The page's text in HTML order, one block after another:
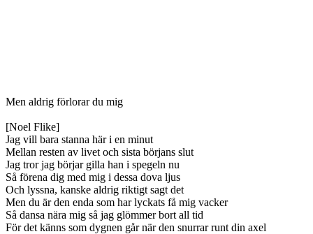
Men aldrig förlorar du mig
[Noel Flike]
Jag vill bara stanna här i en minut
Mellan resten av livet och sista börjans slut
Jag tror jag börjar gilla han i spegeln nu
Så förena dig med mig i dessa dova ljus
Och lyssna, kanske aldrig riktigt sagt det
Men du är den enda som har lyckats få mig vacker
Så dansa nära mig så jag glömmer bort all tid
För det känns som dygnen går när den snurrar runt din axel